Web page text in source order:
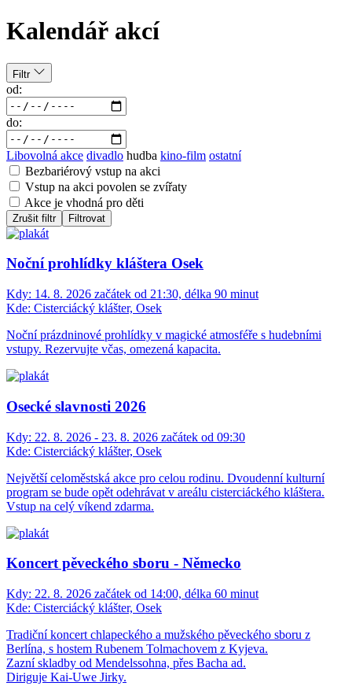
Kalendář akcí
Filtr
od:
do:
Libovolná akce divadlo hudba kino-film ostatní
Bezbariérový vstup na akci
Vstup na akci povolen se zvířaty
Akce je vhodná pro děti
Zrušit filtr Filtrovat
Noční prohlídky kláštera Osek
Kdy: 14. 8. 2026 začátek od 21:30, délka 90 minut
Kde: Cisterciácký klášter, Osek
Noční prázdninové prohlídky v magické atmosféře s hudebními
vstupy. Rezervujte včas, omezená kapacita.
Osecké slavnosti 2026
Kdy: 22. 8. 2026 - 23. 8. 2026 začátek od 09:30
Kde: Cisterciácký klášter, Osek
Největší celoměstská akce pro celou rodinu. Dvoudenní kulturní
program se bude opět odehrávat v areálu cisterciáckého kláštera.
Vstup na celý víkend zdarma.
Koncert pěveckého sboru - Německo
Kdy: 22. 8. 2026 začátek od 14:00, délka 60 minut
Kde: Cisterciácký klášter, Osek
Tradiční koncert chlapeckého a mužského pěveckého sboru z
Berlína, s hostem Rubenem Tolmachovem z Kyjeva.
Zazní skladby od Mendelssohna, přes Bacha ad.
Diriguje Kai-Uwe Jirky.